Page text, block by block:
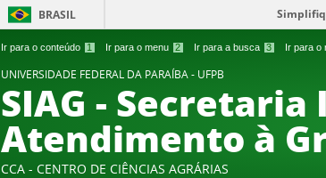
Ir para o conteúdo 1 Ir para o menu 2 Ir para a busca 3 Ir para o
BRASIL
UNIVERSIDADE FEDERAL DA PARAÍBA - UFPB
SIAG -
Atendimento à
CCA - CENTRO DE CIÊNCIAS AGRÁRIAS